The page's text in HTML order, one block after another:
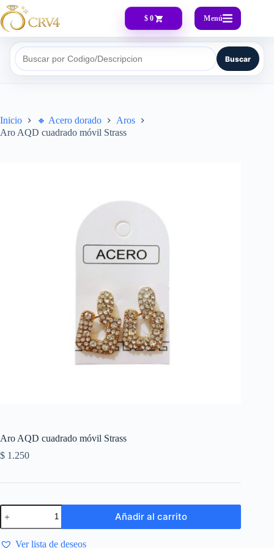
$ 0 Menú
Buscar por Codigo/Descripcion Buscar
Inicio 🔸​ Acero dorado
Aros
Aro AQD cuadrado móvil Strass
Aro AQD cuadrado móvil Strass
$ 1.250
Añadir al carrito
Ver lista de deseos